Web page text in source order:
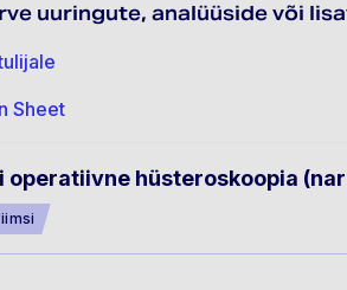
uuringute, analüüside või
Sheet
operatiivne hüsteroskoopia